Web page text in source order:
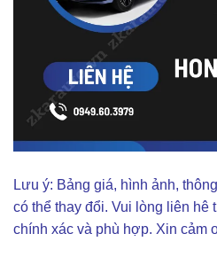
Lưu ý: Bảng giá, hình ảnh,
có thể thay đổi. Vui lòng liên
chính xác và phù hợp. Xin cảm